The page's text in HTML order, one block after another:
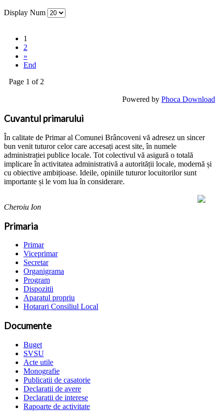
Display Num
1
2
»
End
Page 1 of 2
Powered by Phoca Download
Cuvantul primarului
În calitate de Primar al Comunei Brâncoveni vă adresez un sincer
bun venit tuturor celor care accesați acest site, în numele
administrației publice locale. Tot colectivul vă asigură o totală
implicare în activitatea administrativă a autorității locale, modernă și
cu obiective ambițioase. Ideile, opiniile tuturor locuitorilor sunt
importante și le vom lua în considerare.
Cheroiu Ion
Primaria
Primar
Viceprimar
Secretar
Organigrama
Program
Dispozitii
Aparatul propriu
Hotarari Consiliul Local
Documente
Buget
SVSU
Acte utile
Monografie
Publicatii de casatorie
Declaratii de avere
Declaratii de interese
Rapoarte de activitate